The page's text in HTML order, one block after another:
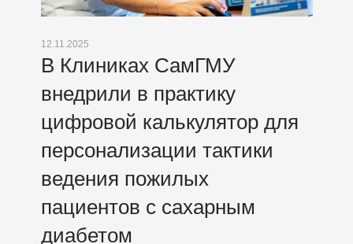
12.11.2025
В Клиниках СамГМУ
внедрили в практику
цифровой калькулятор для
персонализации тактики
ведения пожилых
пациентов с сахарным
диабетом